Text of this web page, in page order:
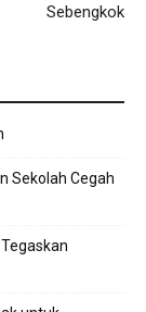
Sebengkok
Sekolah Cegah